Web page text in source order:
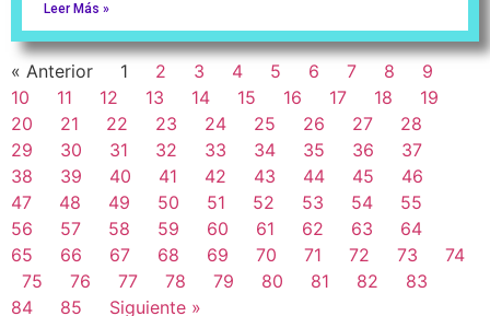
Leer Más »
« Anterior 1 2 3 4 5 6 7 8
9
10
11 12 13 14 15 16 17 18
19
20
21 22 23 24 25 26 27
28
29
30 31 32 33 34 35 36
37
38
39 40 41 42 43 44 45
46
47
48 49 50 51 52 53 54
55
56
57 58 59 60 61 62 63
64
65
66 67 68 69 70 71 72 73
74
75
76 77 78 79 80 81 82
83
84
85 Siguiente »